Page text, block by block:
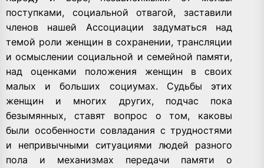
поступками, социальной отвагой, заставили
членов нашей Ассоциации задуматься над
темой роли женщин в сохранении, трансляции
и осмыслении социальной и семейной памяти,
над оценками положения женщин в своих
малых и больших социумах. Судьбы этих
женщин и многих других, подчас пока
безымянных, ставят вопрос о том, каковы
были особенности совладания с трудностями
и непривычными ситуациями людей разного
пола и механизмах передачи памяти о